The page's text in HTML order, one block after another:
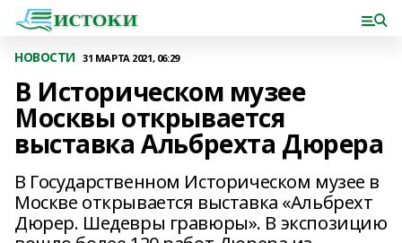
НОВОСТИ 31 МАРТА 2021, 06:29
В Историческом музее
Москвы открывается
выставка Альбрехта Дюрера
В Государственном Историческом музее в
Москве открывается выставка «Альбрехт
Дюрер. Шедевры гравюры». В экспозицию